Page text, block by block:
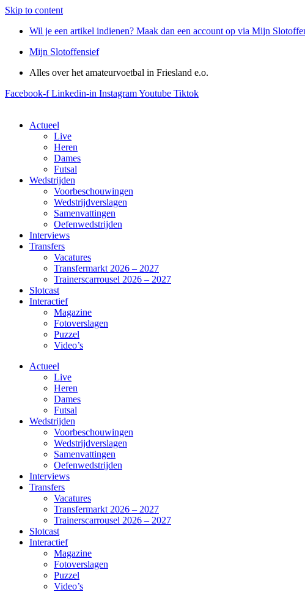
Skip to content
Wil je een artikel indienen? Maak dan een account op via Mijn
Mijn Slotoffensief
Alles over het amateurvoetbal in Friesland e.o.
Facebook-f Linkedin-in InstagramYoutube Tiktok
Actueel
Live
Heren
Dames
Futsal
Wedstrijden
Voorbeschouwingen
Wedstrijdverslagen
Samenvattingen
Oefenwedstrijden
Interviews
Transfers
Vacatures
Transfermarkt 2026 – 2027
Trainerscarrousel 2026 – 2027
Slotcast
Interactief
Magazine
Fotoverslagen
Puzzel
Video’s
Actueel
Live
Heren
Dames
Futsal
Wedstrijden
Voorbeschouwingen
Wedstrijdverslagen
Samenvattingen
Oefenwedstrijden
Interviews
Transfers
Vacatures
Transfermarkt 2026 – 2027
Trainerscarrousel 2026 – 2027
Slotcast
Interactief
Magazine
Fotoverslagen
Puzzel
Video’s